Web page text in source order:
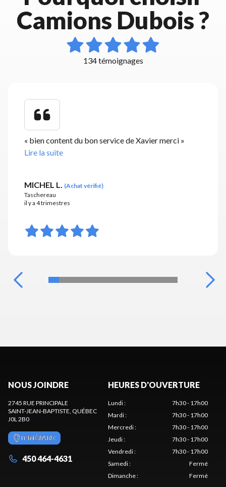
Camions Dubois ?
134 témoignages
« bien content du bon service de Xavier merci »
Lire la suite
MICHEL L. (Achat vérifié)
Taschereau
il y a 4 trimestres
NOUS JOINDRE
2745 RUE PRINCIPALE
SAINT-JEAN-BAPTISTE , QUÉBEC
J0L 2B0
ITINÉRAIRE
450 464-4631
HEURES D'OUVERTURE
Lundi:
7h30 - 17h00
Mardi:
7h30 - 17h00
Mercredi:
7h30 - 17h00
Jeudi:
7h30 - 17h00
Vendredi:
7h30 - 17h00
Samedi:
Fermé
Dimanche: Fermé